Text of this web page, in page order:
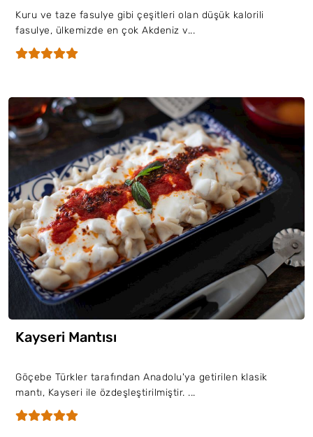
Kuru ve taze fasulye gibi çeşitleri olan düşük kalorili
fasulye, ülkemizde en çok Akdeniz v...
Kayseri Mantısı
Göçebe Türkler tarafından Anadolu'ya getirilen klasik
mantı, Kayseri ile özdeşleştirilmiştir. ...